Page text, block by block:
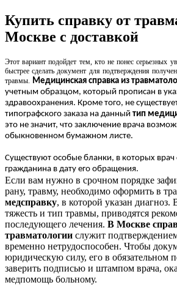
Купить справку от
Москве с доставкой
Этот вариант подойдет тем, кто не понес серьезных
быстрее сделать документ для подтверждения
травмы.
Медицинская справка из
учетным образцом, который прописан в
здравоохранения. Кроме того, не
типографского заказа на данный тип
это не значит, что заключение врача
обыкновенном бумажном листе.
Существуют особые бланки, в которых врач
гражданина в дату его обращения.
Если вам нужно в срочном порядке
рану, травму, необходимо оформить в
медсправку, в которой указан диагноз.
тяжесть и тип травмы, приводятся
последующего лечения. В Москве
травматологии служит
временно нетрудоспособен. Чтобы
юридическую силу, его в обязательном
заверить подписью и штампом врача,
медпомощь больному.